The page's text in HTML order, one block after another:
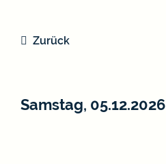
Zurück
Samstag, 05.12.2026